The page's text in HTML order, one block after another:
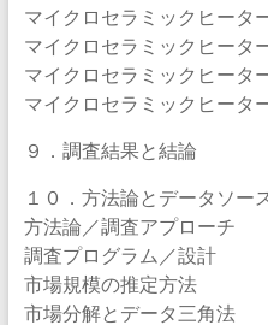
マイクロセラミックヒータ
マイクロセラミックヒータ
マイクロセラミックヒータ
マイクロセラミックヒータ
９．調査結果と結論
１０．方法論とデータソー
方法論／調査アプローチ
調査プログラム／設計
市場規模の推定方法
市場分解とデータ三角法